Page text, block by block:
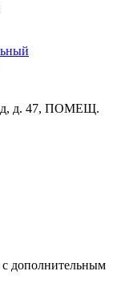
д, д. 47, ПОМЕЩ.
дополнительным